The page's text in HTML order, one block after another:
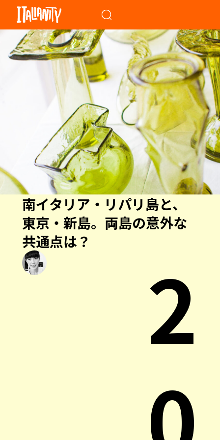
南イタリア・リパリ島と、
東京・新島。両島の意外な
共通点は？
2